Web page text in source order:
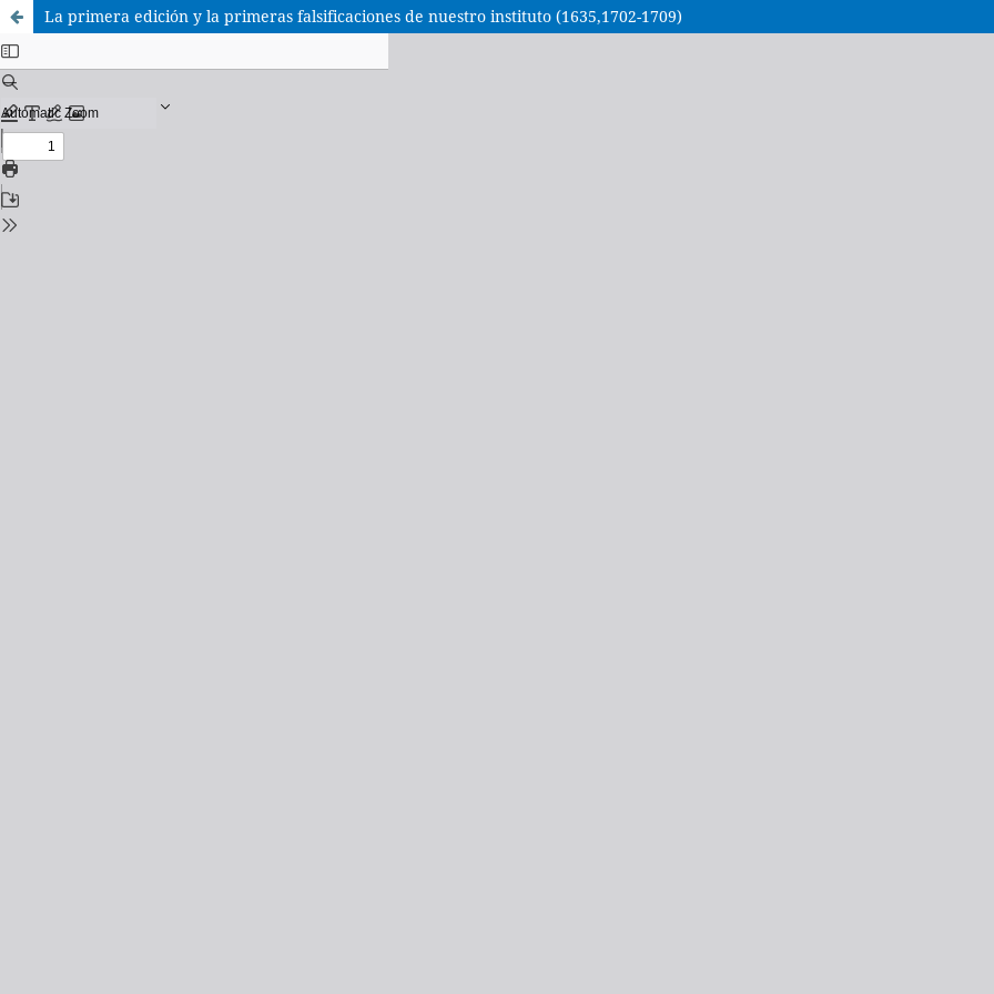
La primera edición y la primeras falsificaciones de nuestro instituto (1635,1702-1709)